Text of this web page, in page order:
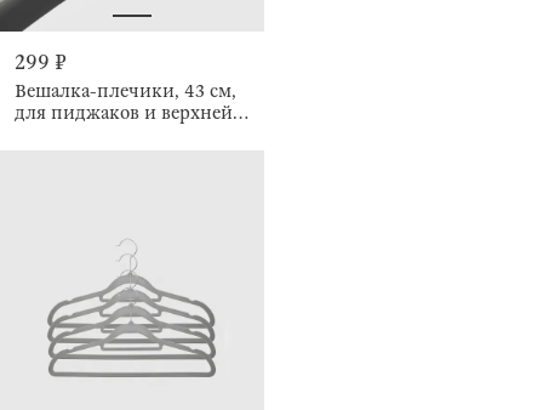
299 ₽
Вешалка-плечики, 43 см,
для пиджаков и верхней